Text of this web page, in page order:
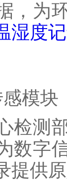
，为
湿度
模块
测部
数字
提供